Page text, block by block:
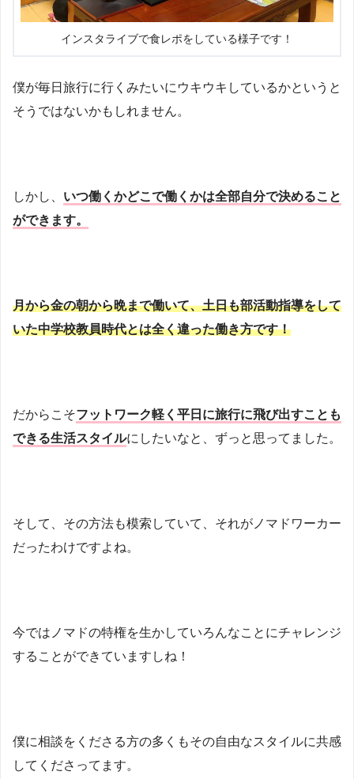
インスタライブで食レポをしている様子です！
僕が毎日旅行に行くみたいにウキウキしているかというと
そうではないかもしれません。
しかし、 いつ働くかどこで働くかは全部自分で決めること
ができます。
月から金の朝から晩まで働いて、土日も部活動指導をして
いた中学校教員時代とは全く違った働き方です！
だからこそフットワーク軽く平日に旅行に飛び出すことも
できる生活スタイルにしたいなと、ずっと思ってました。
そして、その方法も模索していて、それがノマドワーカー
だったわけですよね。
今ではノマドの特権を生かしていろんなことにチャレンジ
することができていますしね！
僕に相談をくださる方の多くもその自由なスタイルに共感
してくださってます。